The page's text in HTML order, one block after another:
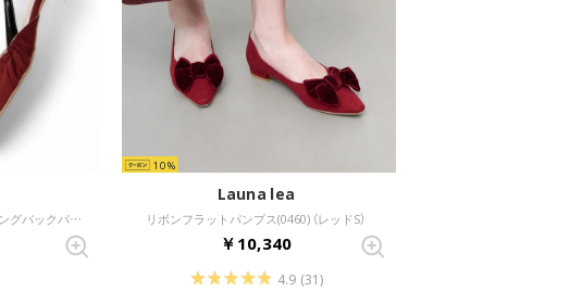
4cmヒールギャザーリボンスリングバックパンプス(0606) （ボルドーZ）
10
Launa lea
リボンフラットパンプス(0460) （レッドS）
￥10,340
4.9 (31)